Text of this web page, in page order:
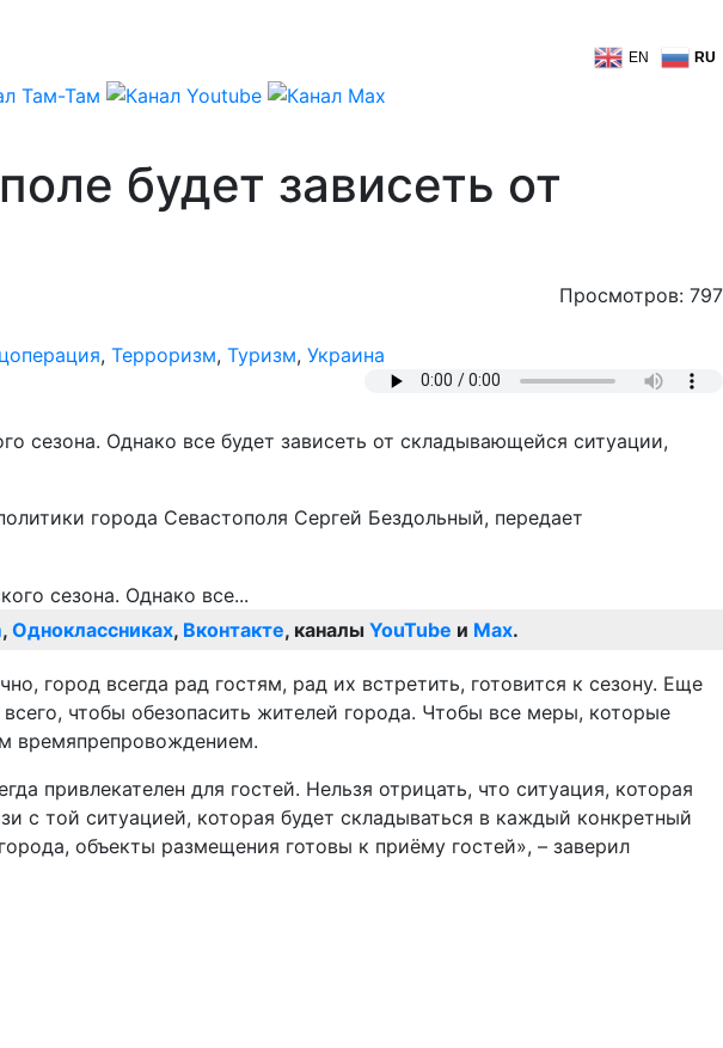
EN RU
будет зависеть от
Просмотров: 797
, Терроризм, Туризм, Украина
сезона. Однако все будет зависеть от складывающейся ситуации,
города Севастополя Сергей Бездольный, передает
, Одноклассниках, Вконтакте, каналы YouTube и Max.
город всегда рад гостям, рад их встретить, готовится к сезону. Еще
чтобы обезопасить жителей города. Чтобы все меры, которые
времяпрепровождением.
привлекателен для гостей. Нельзя отрицать, что ситуация, которая
с той ситуацией, которая будет складываться в каждый конкретный
объекты размещения готовы к приёму гостей», – заверил